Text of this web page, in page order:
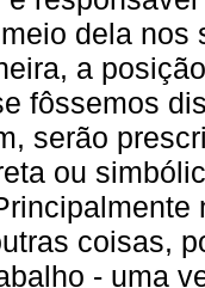
dela
a
fôssemos
serão
ou
coisas,
- uma